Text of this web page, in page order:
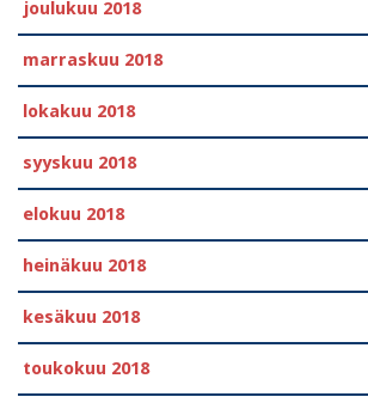
joulukuu 2018
marraskuu 2018
lokakuu 2018
syyskuu 2018
elokuu 2018
heinäkuu 2018
kesäkuu 2018
toukokuu 2018